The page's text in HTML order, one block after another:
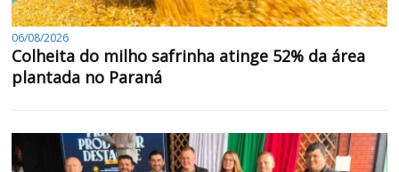
06/08/2026
Colheita do milho safrinha atinge 52% da área
plantada no Paraná